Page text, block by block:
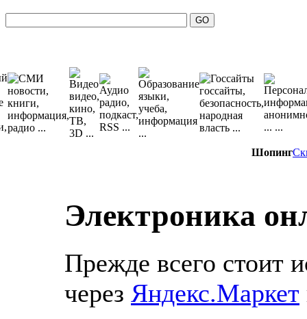
Шопинг
Электроника
Прежде всего стоит
через Яндекс.Маркет